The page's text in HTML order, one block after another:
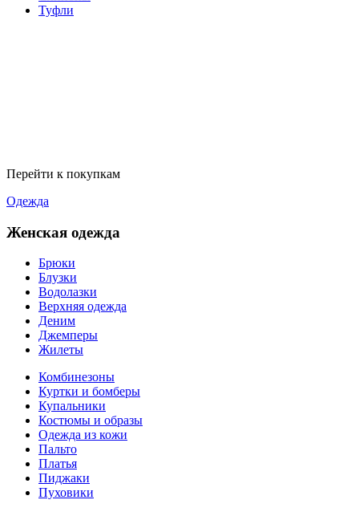
Туфли
Перейти к покупкам
Одежда
Женская одежда
Брюки
Блузки
Водолазки
Верхняя одежда
Деним
Джемперы
Жилеты
Комбинезоны
Куртки и бомберы
Купальники
Костюмы и образы
Одежда из кожи
Пальто
Платья
Пиджаки
Пуховики